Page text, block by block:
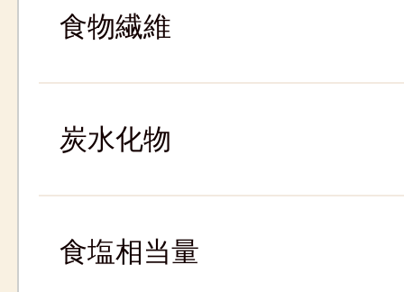
食物繊維
炭水化物
食塩相当量